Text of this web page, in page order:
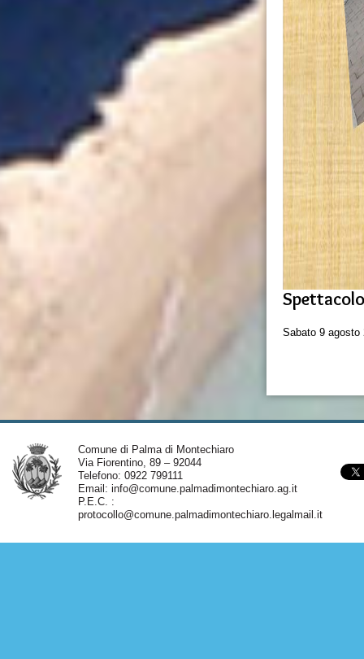
Sabato 9
Comune di Palma di Montechiaro
Via Fiorentino, 89 – 92044
Telefono: 0922 799111
Email: info@comune.palmadimontechiaro.ag.it
P.E.C. :
protocollo@comune.palmadimontechiaro.legalmail.it